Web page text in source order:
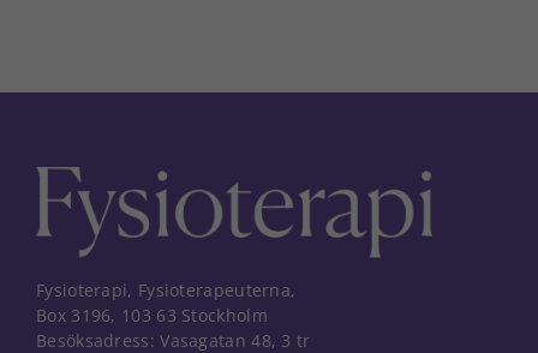
Fysioterapi, Fysioterapeuterna,
Box 3196, 103 63 Stockholm
Besöksadress: Vasagatan 48, 3 tr